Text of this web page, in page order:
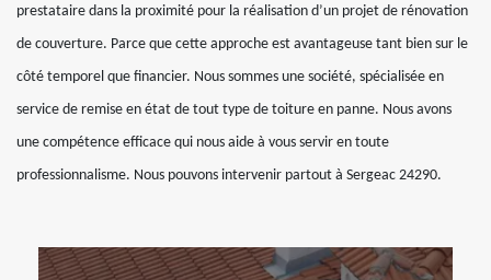
prestataire dans la proximité pour la réalisation d’un projet de rénovation
de couverture. Parce que cette approche est avantageuse tant bien sur le
côté temporel que financier. Nous sommes une société, spécialisée en
service de remise en état de tout type de toiture en panne. Nous avons
une compétence efficace qui nous aide à vous servir en toute
professionnalisme. Nous pouvons intervenir partout à Sergeac 24290.